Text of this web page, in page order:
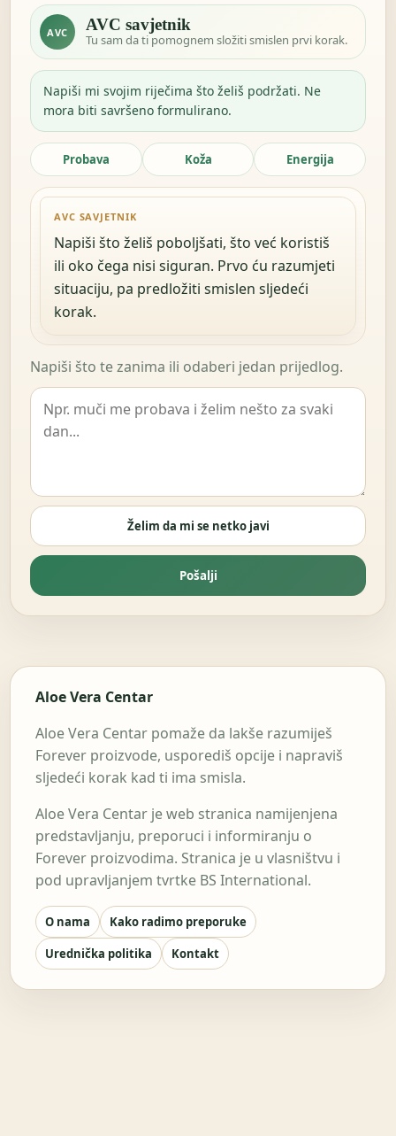
AVC AVC savjetnik
Tu sam da ti pomognem složiti smislen prvi korak.
Napiši mi svojim riječima što želiš podržati. Ne
mora biti savršeno formulirano.
Probava Koža Energija
AVC SAVJETNIK
Napiši što želiš poboljšati, što već koristiš
ili oko čega nisi siguran. Prvo ću razumjeti
situaciju, pa predložiti smislen sljedeći
korak.
Napiši što te zanima ili odaberi jedan prijedlog.
Želim da mi se netko javi
Pošalji
Aloe Vera Centar
Aloe Vera Centar pomaže da lakše razumiješ
Forever proizvode, usporediš opcije i napraviš
sljedeći korak kad ti ima smisla.
Aloe Vera Centar je web stranica namijenjena
predstavljanju, preporuci i informiranju o
Forever proizvodima. Stranica je u vlasništvu i
pod upravljanjem tvrtke BS International.
O nama
Kako radimo preporuke
Urednička politika
Kontakt